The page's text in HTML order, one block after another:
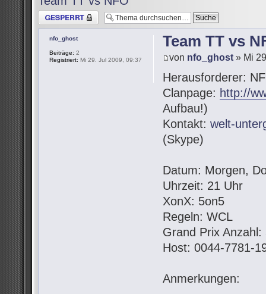
Thema gesperrt
Team TT vs
von nfo_ghost » Mi
Herausforderer:
Clanpage: http://
Aufbau!)
Kontakt:welt-
(Skype)
Datum: Morgen,
Uhrzeit: 21 Uhr
XonX: 5on5
Regeln: WCL
Grand Prix Anzahl:
Host: 0044-7781-
Anmerkungen:
nfo_ghost
Beiträge: 2
Registriert: Mi 29. Jul 2009, 09:37